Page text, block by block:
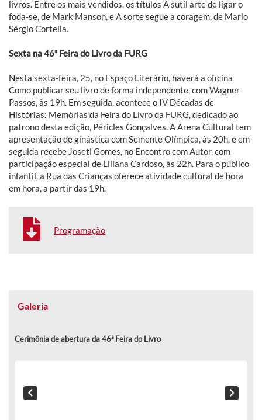
livros. Entre os mais vendidos, os títulos A sutil arte de ligar o
foda-se, de Mark Manson, e A sorte segue a coragem, de Mario
Sérgio Cortella.
Sexta na 46ª Feira do Livro da FURG
Nesta sexta-feira, 25, no Espaço Literário, haverá a oficina
Como publicar seu livro de forma independente, com Wagner
Passos, às 19h. Em seguida, acontece o IV Décadas de
Histórias: Memórias da Feira do Livro da FURG, dedicado ao
patrono desta edição, Péricles Gonçalves. A Arena Cultural tem
apresentação de ginástica com Semente Olímpica, às 20h, e em
seguida recebe Joseti Gomes, no Encontro com Autor, com
participação especial de Liliana Cardoso, às 22h. Para o público
infantil, a Rua das Crianças oferece atividade cultural de hora
em hora, a partir das 19h.
Programação
Galeria
Cerimônia de abertura da 46ª Feira do Livro